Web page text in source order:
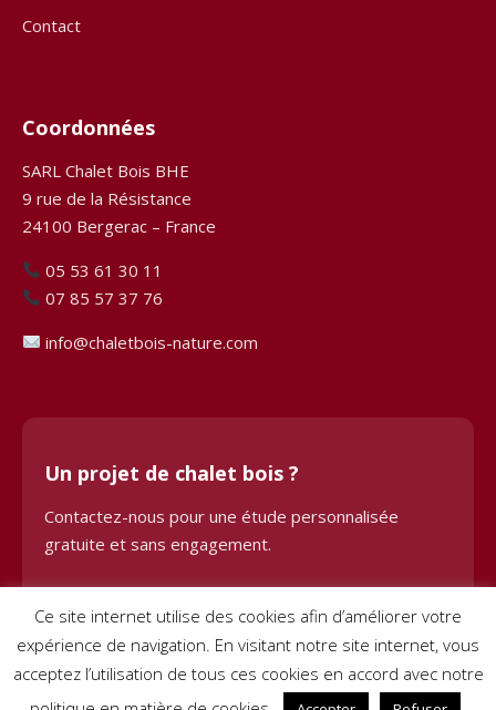
Contact
Coordonnées
SARL Chalet Bois BHE
9 rue de la Résistance
24100 Bergerac – France
05 53 61 30 11
07 85 57 37 76
info@chaletbois-nature.com
Un projet de chalet bois ?
Contactez-nous pour une étude personnalisée
gratuite et sans engagement.
Demander une étude
Ce site internet utilise des cookies afin d’améliorer votre
expérience de navigation. En visitant notre site internet, vous
acceptez l’utilisation de tous ces cookies en accord avec notre